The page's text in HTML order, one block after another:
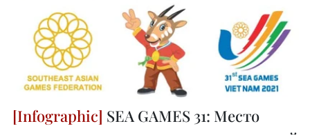
SEA GAMES 31: Место